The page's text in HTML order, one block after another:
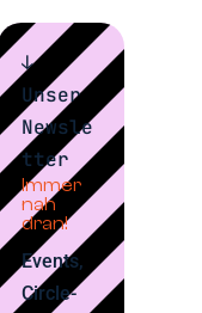
↓
Unser
Newsle
tter
Immer
nah
dran!
Events,
Circle-